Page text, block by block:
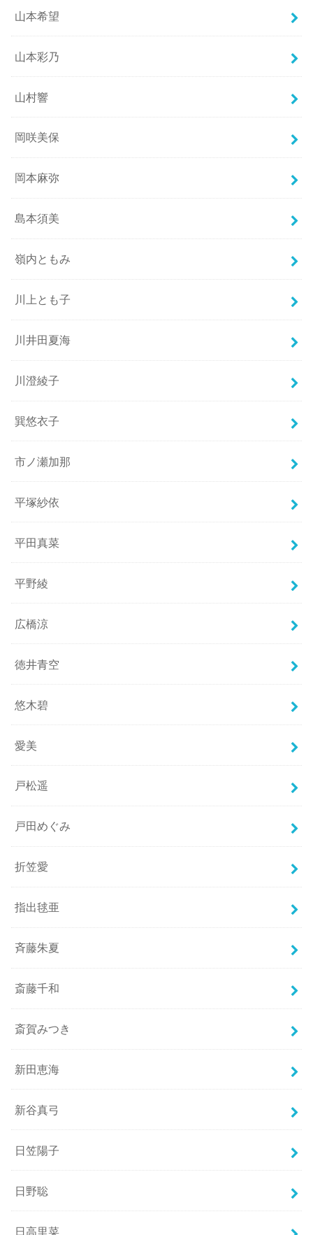
山本希望
山本彩乃
山村響
岡咲美保
岡本麻弥
島本須美
嶺内ともみ
川上とも子
川井田夏海
川澄綾子
巽悠衣子
市ノ瀬加那
平塚紗依
平田真菜
平野綾
広橋涼
徳井青空
悠木碧
愛美
戸松遥
戸田めぐみ
折笠愛
指出毬亜
斉藤朱夏
斎藤千和
斎賀みつき
新田恵海
新谷真弓
日笠陽子
日野聡
日高里菜